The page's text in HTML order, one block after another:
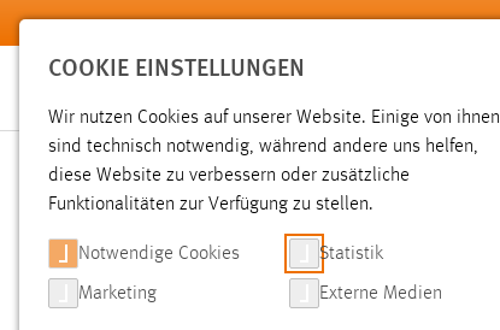
Zum Hauptinhalt springen
SUCHE
COOKIE EINSTELLUNGEN
Wir nutzen Cookies auf unserer Website. Einige von ihnen
sind technisch notwendig, während andere uns helfen,
diese Website zu verbessern oder zusätzliche
Funktionalitäten zur Verfügung zu stellen.
Notwendige Cookies Statistik
Marketing Externe Medien